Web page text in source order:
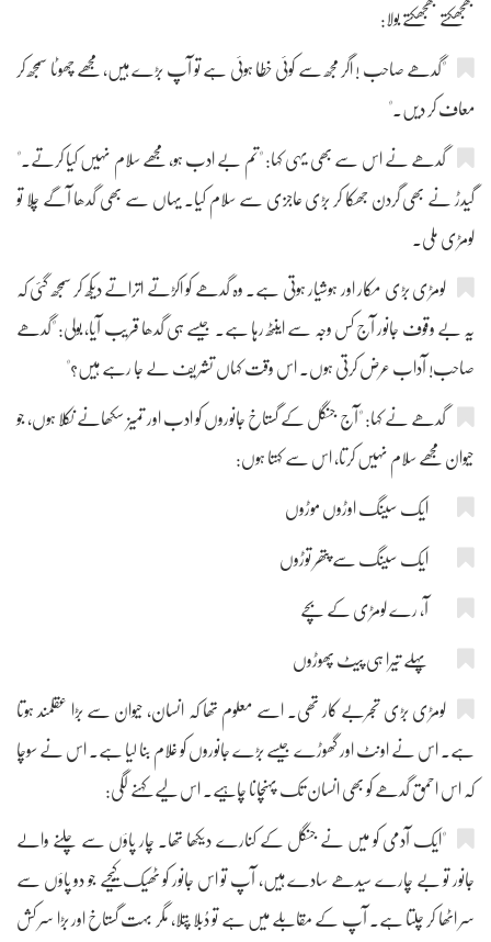
جھجھکتے جھجھکتے بولا:
"گدھے صاحب ! اگر مجھ سے کوئی خطا ہوئی ہے تو آپ بڑے ہیں، مجھے چھوٹا سمجھ کر
معاف کر دیں۔"
گدھے نے اس سے بھی یہی کہا: "تم بے ادب ہو، مجھے سلام نہیں کیا کرتے۔"
گیدڑ نے بھی گردن جھکا کر بڑی عاجزی سے سلام کیا۔ یہاں سے بھی گدھا آگے چلا تو
لومڑی ملی۔
لومڑی بڑی مکار اور ہوشیار ہوتی ہے۔ وہ گدھے کو اکڑتے اتراتے دیکھ کر سمجھ گئی کہ
یہ بے وقوف جانور آج کس وجہ سے اینٹھ رہا ہے۔ جیسے ہی گدھا قریب آیا، بولی: "گدھے
صاحب! آداب عرض کرتی ہوں۔ اس وقت کہاں تشریف لے جا رہے ہیں؟"
گدھے نے کہا: "آج جنگل کے گستاخ جانوروں کو ادب اور تمیز سکھانے نکلا ہوں، جو
حیوان مجھے سلام نہیں کرتا، اس سے کہتا ہوں:
ایک سینگ اوڑوں موڑوں
ایک سینگ سے پتھر توڑوں
آ، رے لومڑی کے بچے
پہلے تیرا ہی پیٹ پھوڑوں
لومڑی بڑی تجربے کار تھی۔ اسے معلوم تھا کہ انسان، حیوان سے بڑا عقلمند ہوتا
ہے۔ اس نے اونٹ اور گھوڑے جیسے بڑے جانوروں کو غلام بنا لیا ہے۔ اس نے سوچا
کہ اس احمق گدھے کو بھی انسان تک پہنچانا چاہیے۔ اس لیے کہنے لگی:
"ایک آدمی کو میں نے جنگل کے کنارے دیکھا تھا۔ چار پاؤں سے چلنے والے
جانور تو بے چارے سیدھے سادے ہیں، آپ تو اس جانور کو ٹھیک کیجیے جو دو پاؤں سے
سر اٹھا کر چلتا ہے۔ آپ کے مقابلے میں ہے تو دُبلا پتلا، مگر بہت گستاخ اور بڑا سر کش